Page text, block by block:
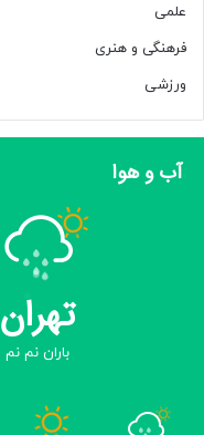
علمی
فرهنگی و هنری
ورزشی
آب و هوا
تهران
باران نم نم